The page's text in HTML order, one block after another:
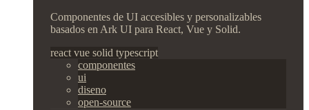
Componentes de UI accesibles y personalizables
basados en Ark UI para React, Vue y Solid.
react vue solid typescript
componentes
ui
diseno
open-source